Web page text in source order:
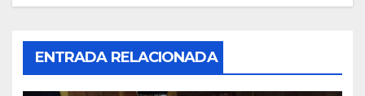
ENTRADA RELACIONADA